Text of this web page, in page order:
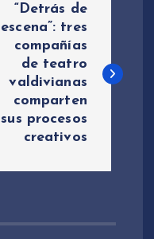
“Detrás de
escena”: tres
compañías
de teatro
valdivianas
comparten
sus procesos
creativos